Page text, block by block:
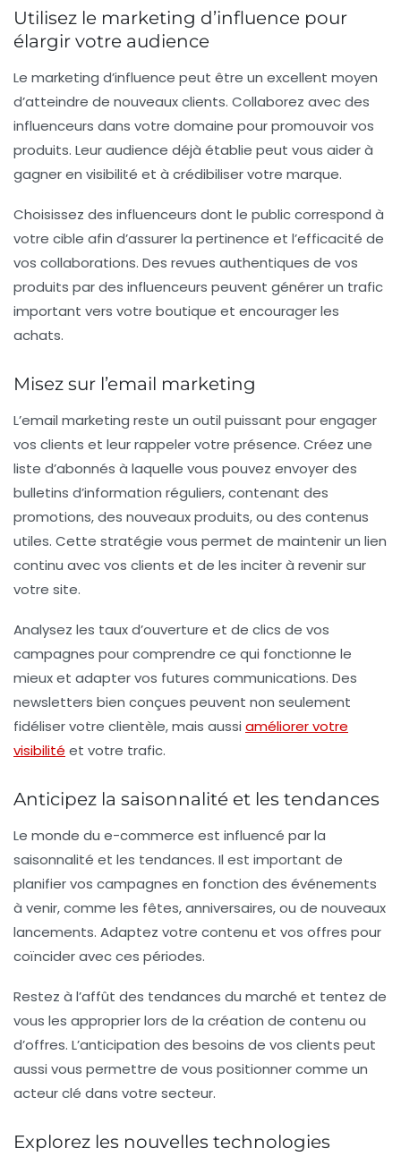
Utilisez le marketing d’influence pour
élargir votre audience
Le marketing d’influence peut être un excellent moyen
d’atteindre de nouveaux clients. Collaborez avec des
influenceurs dans votre domaine pour promouvoir vos
produits. Leur audience déjà établie peut vous aider à
gagner en visibilité et à crédibiliser votre marque.
Choisissez des influenceurs dont le public correspond à
votre cible afin d’assurer la pertinence et l’efficacité de
vos collaborations. Des revues authentiques de vos
produits par des influenceurs peuvent générer un trafic
important vers votre boutique et encourager les
achats.
Misez sur l’email marketing
L’email marketing reste un outil puissant pour engager
vos clients et leur rappeler votre présence. Créez une
liste d’abonnés à laquelle vous pouvez envoyer des
bulletins d’information réguliers, contenant des
promotions, des nouveaux produits, ou des contenus
utiles. Cette stratégie vous permet de maintenir un lien
continu avec vos clients et de les inciter à revenir sur
votre site.
Analysez les taux d’ouverture et de clics de vos
campagnes pour comprendre ce qui fonctionne le
mieux et adapter vos futures communications. Des
newsletters bien conçues peuvent non seulement
fidéliser votre clientèle, mais aussi améliorer votre
visibilité et votre trafic.
Anticipez la saisonnalité et les tendances
Le monde du e-commerce est influencé par la
saisonnalité et les tendances. Il est important de
planifier vos campagnes en fonction des événements
à venir, comme les fêtes, anniversaires, ou de nouveaux
lancements. Adaptez votre contenu et vos offres pour
coïncider avec ces périodes.
Restez à l’affût des tendances du marché et tentez de
vous les approprier lors de la création de contenu ou
d’offres. L’anticipation des besoins de vos clients peut
aussi vous permettre de vous positionner comme un
acteur clé dans votre secteur.
Explorez les nouvelles technologies